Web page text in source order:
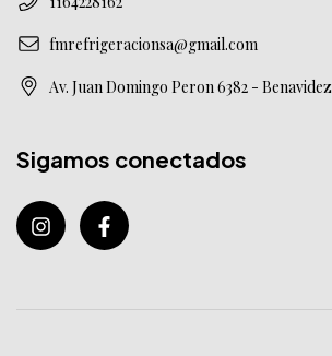
fmrefrigeracionsa@gmail.com
Av. Juan Domingo Peron 6382 - Benavidez
Sigamos conectados